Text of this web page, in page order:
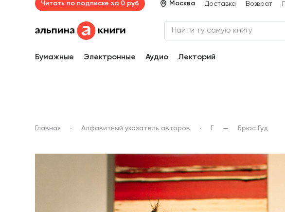
Читать по подписке за 0 руб Москва Доставка Возврат
Бумажные Электронные Аудио Лекторий
Главная Алфавитный указатель авторов Брюс Гуд